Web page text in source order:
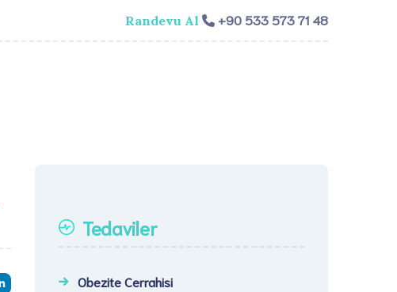
Randevu Al +90 533 573 71 48
Tedaviler
Obezite Cerrahisi